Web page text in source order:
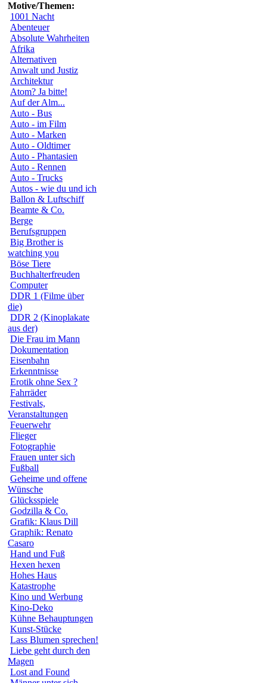
Motive/Themen:
1001 Nacht
Abenteuer
Absolute Wahrheiten
Afrika
Alternativen
Anwalt und Justiz
Architektur
Atom? Ja bitte!
Auf der Alm...
Auto - Bus
Auto - im Film
Auto - Marken
Auto - Oldtimer
Auto - Phantasien
Auto - Rennen
Auto - Trucks
Autos - wie du und ich
Ballon & Luftschiff
Beamte & Co.
Berge
Berufsgruppen
Big Brother is
watching you
Böse Tiere
Buchhalterfreuden
Computer
DDR 1 (Filme über
die)
DDR 2 (Kinoplakate
aus der)
Die Frau im Mann
Dokumentation
Eisenbahn
Erkenntnisse
Erotik ohne Sex ?
Fahrräder
Festivals,
Veranstaltungen
Feuerwehr
Flieger
Fotographie
Frauen unter sich
Fußball
Geheime und offene
Wünsche
Glücksspiele
Godzilla & Co.
Grafik: Klaus Dill
Graphik: Renato
Casaro
Hand und Fuß
Hexen hexen
Hohes Haus
Katastrophe
Kino und Werbung
Kino-Deko
Kühne Behauptungen
Kunst-Stücke
Lass Blumen sprechen!
Liebe geht durch den
Magen
Lost and Found